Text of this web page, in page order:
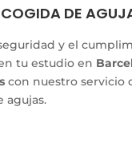
DE
y el
tu estudio en
con nuestro servicio
agujas.